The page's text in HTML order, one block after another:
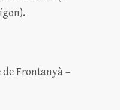
de Frontanyà –